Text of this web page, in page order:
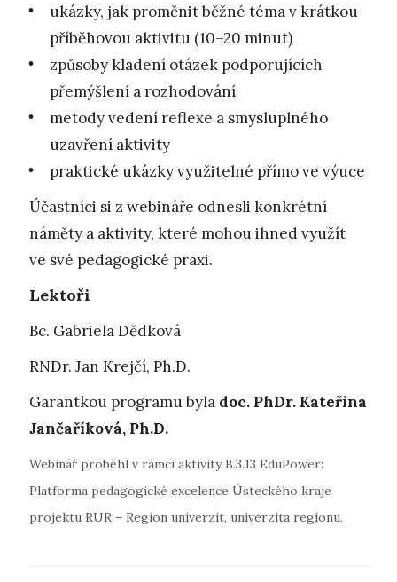
ukázky, jak proměnit běžné téma v krátkou
příběhovou aktivitu (10–20 minut)
způsoby kladení otázek podporujících
přemýšlení a rozhodování
metody vedení reflexe a smysluplného
uzavření aktivity
praktické ukázky využitelné přímo ve výuce
Účastníci si z webináře odnesli konkrétní
náměty a aktivity, které mohou ihned využít
ve své pedagogické praxi.
Lektoři
Bc. Gabriela Dědková
RNDr. Jan Krejčí, Ph.D.
Garantkou programu byla doc. PhDr. Kateřina
Jančaříková, Ph.D.
Webinář proběhl v rámci aktivity B.3.13 EduPower:
Platforma pedagogické excelence Ústeckého kraje
projektu RUR – Region univerzit, univerzita regionu.